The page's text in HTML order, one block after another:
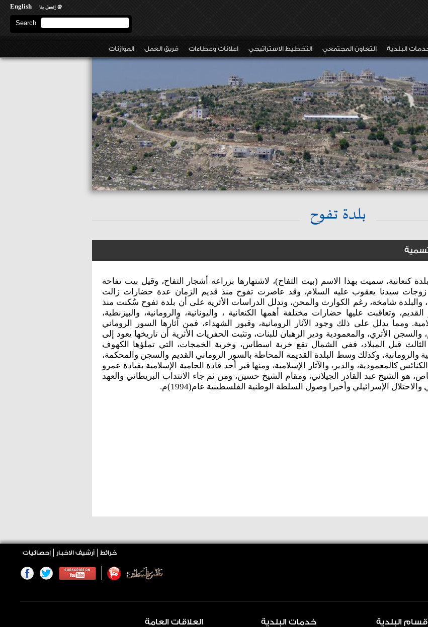
English @ إتصل بنا
Search form
Search
البلدية التعاون المجتمعي التخطيط الاستراتيجي اعلانات وعطاءات فريق العمل الموازنات
بلدة تفوح
كنعانية، سميت بهذا الاسم (بيت التفاح)، لاشتهارها بزراعة أشجار التفاح، وقيل بيت تفاحة
زوجات سيدنا يعقوب عليه السلام، وقد عاصرت تفوح منذ قديم الزمان عدة حضارات زالت
والبلدة شامخة، رغم الكوارث والمحن، وتدلل الدراسات الأثرية على أن بلدة تفوح سُكنت منذ
القديم، وتعاقبت عليها حضارات مختلفة أهمها الكنعانية ، واليونانية، والرومانية، والبيزنطية،
ومما يدلل على ذلك وجود الآثار الرومانية، وقبور الشهداء، فمن آثارها السور الروماني
والسجن الأثري، والمعمودية ودير الرهبان للبنات، وتثبت الحفريات الأثرية أن تاريخها يعود إلى
الثالث قبل الميلاد، ففي الشمال تقع خربة اسطاس، وخربة الخمجات، التي تملؤها الكهوف
والرومانية، وكذلك وسط البلدة القديمة المحاطة بالسور الروماني القديم والسجن والمحكمة،
الكنائس كالمعمودية، والدير، والآثار الإسلامية، ومنها قبر أحد قادة الحامية الإسلامية بقيادة عمرو
هو الشيخ عبد القادر الجيلاني، ومقام الشيخ حسين، ومن ثم جاء الانتداب البريطاني والعهد
والاحتلال الإسرائيلي وأخيرا وصول السلطة الوطنية الفلسطينية عام(1994)م.
إحصائيات أرشيف الاخبار خرائط
البلدية خدمات البلدية العلاقات العامة